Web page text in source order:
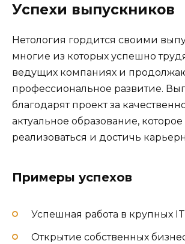
Успехи выпускников
Нетология гордится своими
многие из которых успешно
ведущих компаниях и
профессиональное развитие.
благодарят проект за
актуальное образование,
реализоваться и достичь
Примеры успехов
Успешная работа в крупных
Открытие собственных